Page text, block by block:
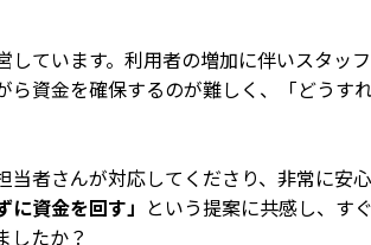
ています。利用者の増加に伴いスタ
資金を確保するのが難しく、「どう
者さんが対応してくださり、非常に
に資金を回す」 という提案に共感し、す
したか？